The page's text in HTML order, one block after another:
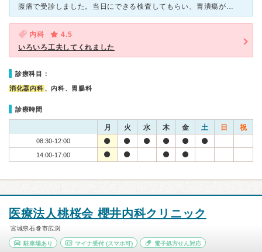
腹痛で受診しました。当日にできる検査してもらい、胃潰瘍があると言われ、薬処方してもらい、症状治まりました。受付のスタッフの対応も丁寧で看護師さんも優しく。先生も気さくで優しかったです。胃カメラの検査中
内科
4.5
いろいろ工夫してくれました
診療科目：
消化器内科 、内科、胃腸科
診療時間
月 火 水 木 金 土 日 祝
08:30-12:00
14:00-17:00
医療法人桃桜会 櫻井内科クリニック
宮城県石巻市広渕
駐車場あり マイナ受付(スマホ可) 電子処方せん対応